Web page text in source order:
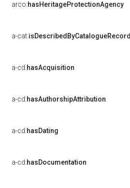
arco:hasHeritageProtectionAgency
a-cat:isDescribedByCatalogueRecord
a-cd:hasAcquisition
a-cd:hasAuthorshipAttribution
a-cd:hasDating
a-cd:hasDocumentation